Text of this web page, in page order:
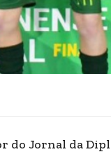
do Jornal da